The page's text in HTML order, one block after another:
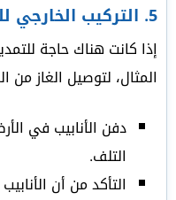
5. التركيب الخارجي
إذا كانت هناك حاجة
المثال، لتوصيل الغاز
دفن الأنابيب في
التلف.
التأكد من أن